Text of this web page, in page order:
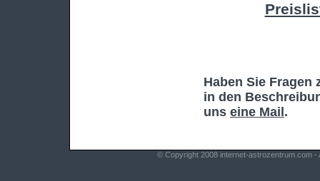
Haben Sie Fragen
in den
uns eine Mail .
© Copyright 2008 internet-astrozentrum.com -